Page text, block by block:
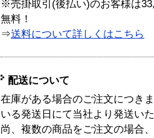
※売掛取引(後払い)のお客様は
無料！
⇒送料について詳しくはこちら
配送について
在庫がある場合のご注文につき
いる発送日にて当社より発送い
尚、複数の商品をご注文の場合